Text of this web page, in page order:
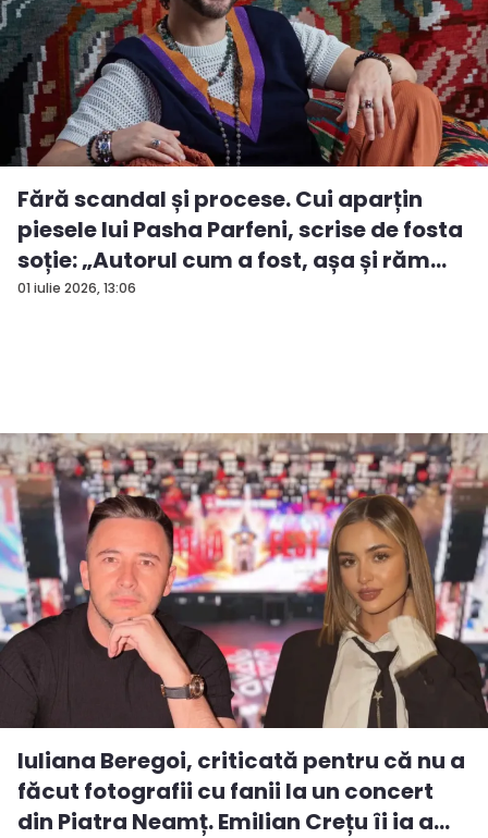
01 iulie 2026, 13:06
Fără scandal și procese. Cui aparțin
piesele lui Pasha Parfeni, scrise de fosta
soție: „Autorul cum a fost, așa și răm...
Iuliana Beregoi, criticată pentru că nu a
făcut fotografii cu fanii la un concert
din Piatra Neamț. Emilian Crețu îi ia a...